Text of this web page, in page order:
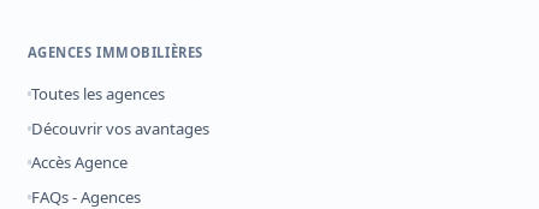
AGENCES IMMOBILIÈRES
Toutes les agences
Découvrir vos avantages
Accès Agence
FAQs - Agences